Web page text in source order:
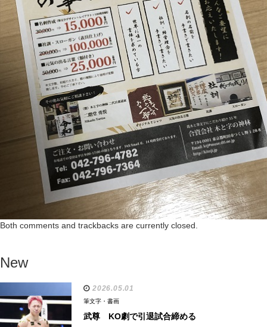
Both comments and trackbacks are currently closed.
New
2026.05.01
筆文字・書画
武尊 KO劇で引退試合締める